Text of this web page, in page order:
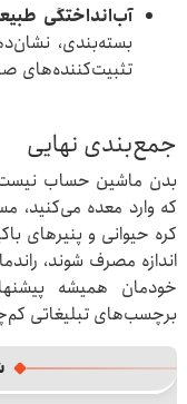
آب‌انداختگی
بسته‌بندی،
تثبیت‌کننده‌های
جمع‌بندی نهایی
بدن ماشین حساب نیست
که وارد معده می‌کنید،
کره حیوانی و پنیرهای
اندازه مصرف شوند،
خودمان همیشه
برچسب‌های تبلیغاتی